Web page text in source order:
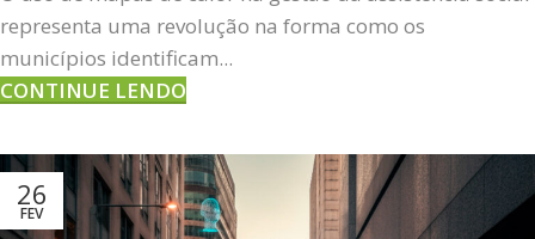
representa uma revolução na forma como os
municípios identificam...
CONTINUE LENDO
26
FEV